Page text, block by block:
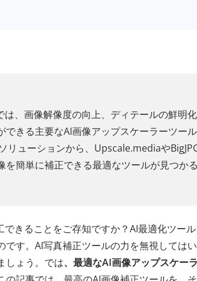
、画像解像度の向上、ディテールの鮮明
きる主要なAI画像アップスケーラーツー
リューションから、Upscale.mediaや
簡単に補正できる最適なツールが見つか
きることをご存知ですか？AI最適化ツー
す。AI写真補正ツールの力を無視しては
しょう。では、最適なAI画像アップスケー